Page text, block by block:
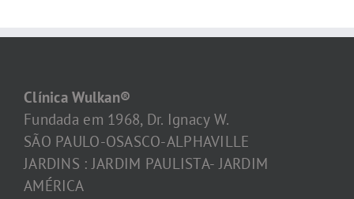
Clínica Wulkan®
Fundada em 1968, Dr. Ignacy W.
SÃO PAULO-OSASCO-ALPHAVILLE
JARDINS : JARDIM PAULISTA- JARDIM
AMÉRICA